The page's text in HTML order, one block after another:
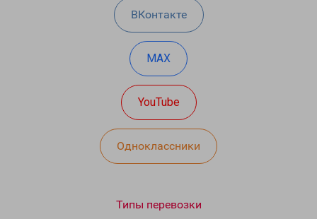
ВКонтакте
MAX
YouTube
Одноклассники
Типы перевозки